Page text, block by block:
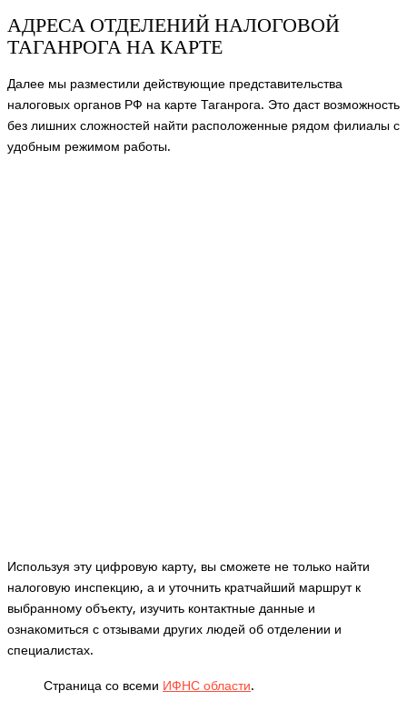
АДРЕСА ОТДЕЛЕНИЙ НАЛОГОВОЙ
ТАГАНРОГА НА КАРТЕ
Далее мы разместили действующие представительства
налоговых органов РФ на карте Таганрога. Это даст возможность
без лишних сложностей найти расположенные рядом филиалы с
удобным режимом работы.
Используя эту цифровую карту, вы сможете не только найти
налоговую инспекцию, а и уточнить кратчайший маршрут к
выбранному объекту, изучить контактные данные и
ознакомиться с отзывами других людей об отделении и
специалистах.
Страница со всеми ИФНС области.